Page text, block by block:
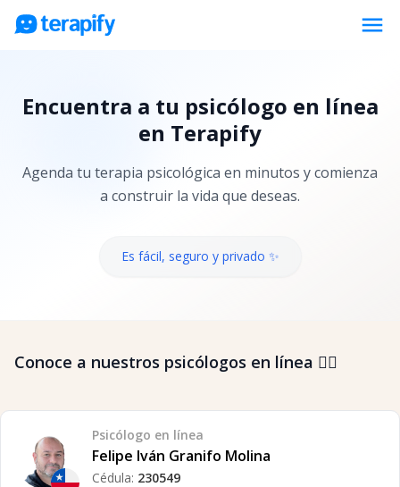
menu
Precios
Empresas
Preguntas frecuentes
Encuentra a tu psicólogo en línea
en Terapify
Agenda tu terapia psicológica en minutos y comienza
a construir la vida que deseas.
Es fácil, seguro y privado ✨
Conoce a nuestros psicólogos en línea 👇🏼
Psicólogo en línea
Felipe Iván Granifo Molina
Cédula: 230549